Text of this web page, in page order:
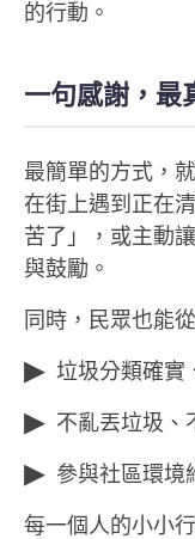
的行動。
一句感謝，最
最簡單的方式，
在街上遇到正在
苦了」，或主動
與鼓勵。
同時，民眾也能
垃圾分類確實
不亂丟垃圾、
參與社區環境
每一個人的小小